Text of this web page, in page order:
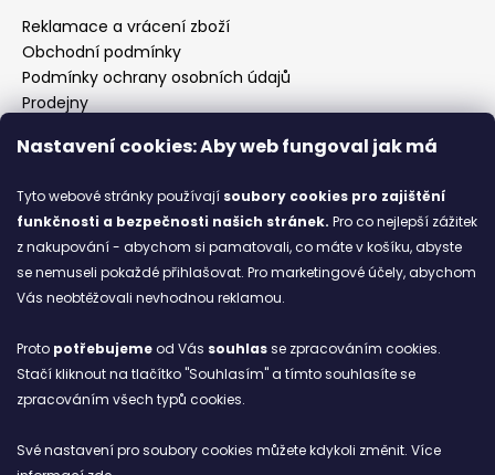
Nastavení cookies: Aby web fungoval jak má
Tyto webové stránky používají soubory cookies pro zajištění
funkčnosti a bezpečnosti našich stránek. Pro co nejlepší zážitek
z nakupování - abychom si pamatovali, co máte v košíku, abyste
se nemuseli pokaždé přihlašovat. Pro marketingové účely, abychom
Vás neobtěžovali nevhodnou reklamou.
Proto potřebujemeod Vás souhlasse zpracováním cookies.
Stačí kliknout na tlačítko "Souhlasím" a tímto souhlasíte se
zpracováním všech typů cookies.
Své nastavení pro soubory cookies můžete kdykoli změnit. Více
Reklamace a vrácení zboží
Obchodní podmínky
Podmínky ochrany osobních údajů
Prodejny
Značky
Blog
Ze starých bot staronové
ARCHIV
Facebook